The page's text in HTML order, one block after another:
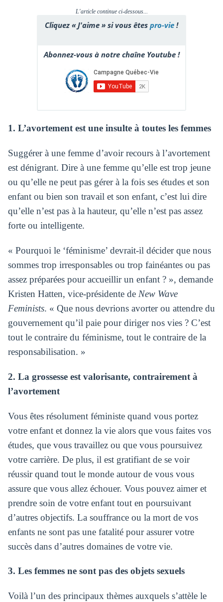
L'article continue ci-dessous...
Cliquez « J'aime » si vous êtes pro-vie !
Abonnez-vous à notre chaîne Youtube !
1. L’avortement est une insulte à toutes les femmes
Suggérer à une femme d’avoir recours à l’avortement
est dénigrant. Dire à une femme qu’elle est trop jeune
ou qu’elle ne peut pas gérer à la fois ses études et son
enfant ou bien son travail et son enfant, c’est lui dire
qu’elle n’est pas à la hauteur, qu’elle n’est pas assez
forte ou intelligente.
« Pourquoi le ‘féminisme’ devrait-il décider que nous
sommes trop irresponsables ou trop fainéantes ou pas
assez préparées pour accueillir un enfant ? », demande
Kristen Hatten, vice-présidente de New Wave
Feminists. « Que nous devrions avorter ou attendre du
gouvernement qu’il paie pour diriger nos vies ? C’est
tout le contraire du féminisme, tout le contraire de la
responsabilisation. »
2. La grossesse est valorisante, contrairement à
l’avortement
Vous êtes résolument féministe quand vous portez
votre enfant et donnez la vie alors que vous faites vos
études, que vous travaillez ou que vous poursuivez
votre carrière. De plus, il est gratifiant de se voir
réussir quand tout le monde autour de vous vous
assure que vous allez échouer. Vous pouvez aimer et
prendre soin de votre enfant tout en poursuivant
d’autres objectifs. La souffrance ou la mort de vos
enfants ne sont pas une fatalité pour assurer votre
succès dans d’autres domaines de votre vie.
3. Les femmes ne sont pas des objets sexuels
Voilà l’un des principaux thèmes auxquels s’attèle le